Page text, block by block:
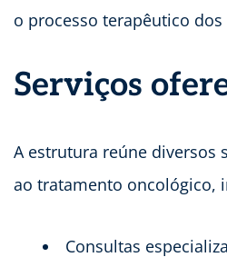
o processo terapêutico dos
Serviços
A estrutura reúne diversos
ao tratamento oncológico,
Consultas